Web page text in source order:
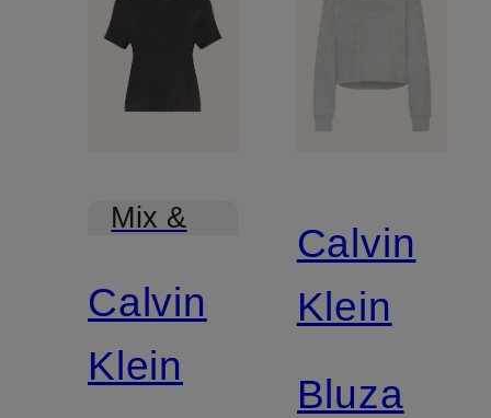
Mix &
Calvin
Klein
Calvin
Klein
Bluza